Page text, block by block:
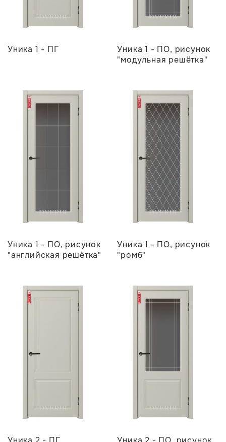
Уника 1 - ПГ
Уника 1 - ПО, рисунок
"модульная решётка"
Уника 1 - ПО, рисунок
"английская решётка"
Уника 1 - ПО, рисунок
"ромб"